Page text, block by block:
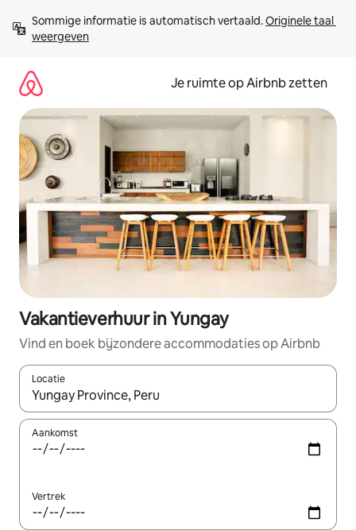
direct
naar
Sommige informatie is automatisch vertaald. Originele taal
weergeven
Je ruimte op Airbnb zetten
Vakantieverhuur in Yungay
Vind en boek bijzondere accommodaties op Airbnb
Locatie
Wanneer er suggesties beschikbaar zijn, maak je een keuze
Aankomst
Vertrek